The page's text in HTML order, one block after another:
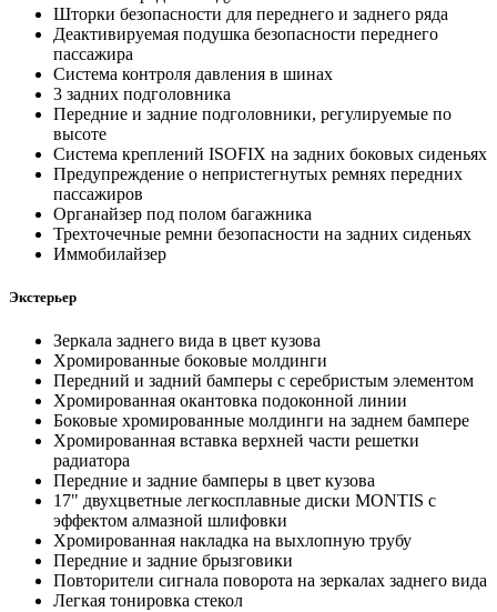
Шторки безопасности для переднего и заднего ряда
Деактивируемая подушка безопасности переднего
пассажира
Система контроля давления в шинах
3 задних подголовника
Передние и задние подголовники, регулируемые по
высоте
Система креплений ISOFIX на задних боковых сиденьях
Предупреждение о непристегнутых ремнях передних
пассажиров
Органайзер под полом багажника
Трехточечные ремни безопасности на задних сиденьях
Иммобилайзер
Экстерьер
Зеркала заднего вида в цвет кузова
Хромированные боковые молдинги
Передний и задний бамперы с серебристым элементом
Хромированная окантовка подоконной линии
Боковые хромированные молдинги на заднем бампере
Хромированная вставка верхней части решетки
радиатора
Передние и задние бамперы в цвет кузова
17" двухцветные легкосплавные диски MONTIS с
эффектом алмазной шлифовки
Хромированная накладка на выхлопную трубу
Передние и задние брызговики
Повторители сигнала поворота на зеркалах заднего вида
Легкая тонировка стекол